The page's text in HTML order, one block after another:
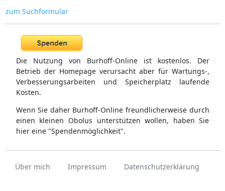
zum Suchformular
Die Nutzung von Burhoff-Online ist kostenlos. Der
Betrieb der Homepage verursacht aber für Wartungs-,
Verbesserungsarbeiten und Speicherplatz laufende
Kosten.
Wenn Sie daher Burhoff-Online freundlicherweise durch
einen kleinen Obolus unterstützen wollen, haben Sie
hier eine "Spendenmöglichkeit".
Über mich Impressum Datenschutzerklärung